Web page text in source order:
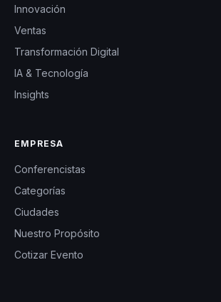
Innovación
Ventas
Transformación Digital
IA & Tecnología
Insights
EMPRESA
Conferencistas
Categorías
Ciudades
Nuestro Propósito
Cotizar Evento